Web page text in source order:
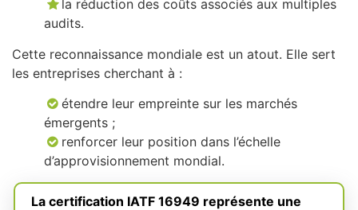
la réduction des coûts associés aux multiples
audits.
Cette reconnaissance mondiale est un atout. Elle sert
les entreprises cherchant à :
étendre leur empreinte sur les marchés
émergents ;
renforcer leur position dans l’échelle
d’approvisionnement mondial.
La certification IATF 16949 représente une